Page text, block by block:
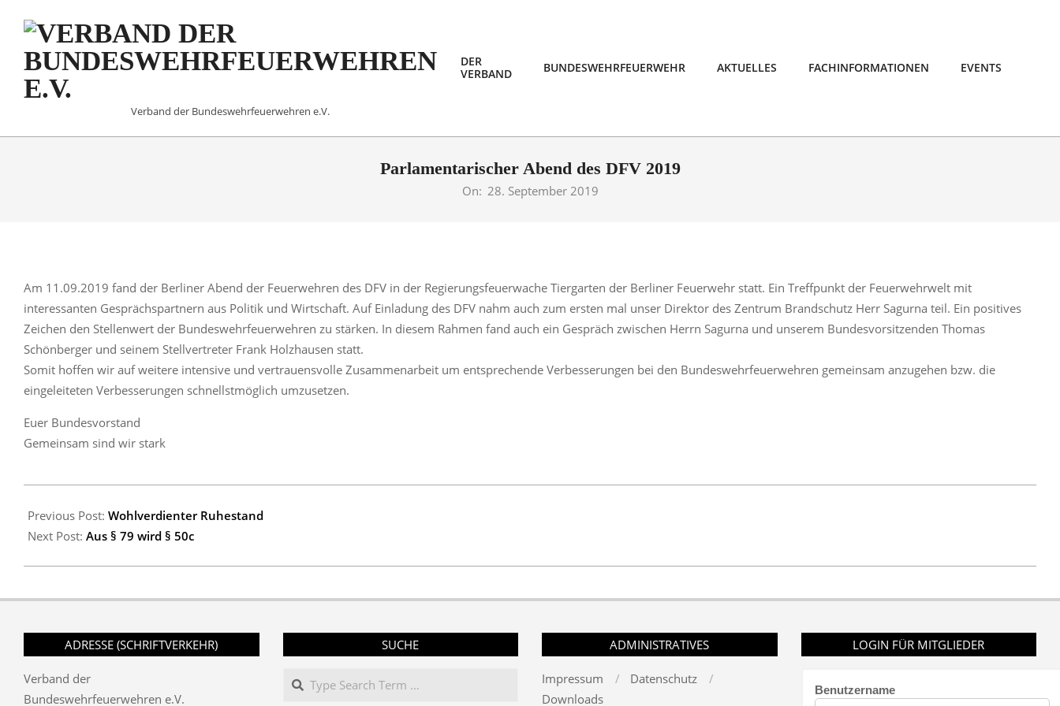
content
VERBAND
DER
BUNDESWEHRFEUERWEHREN
Verband der Bundeswehrfeuerwehren e.V.
DER
VERBAND
BUNDESWEHRFEUERWEHR AKTUELLES FACHINFORMATIONEN EVENTS
Parlamentarischer Abend des DFV 2019
On: 28. September 2019
Am 11.09.2019 fand der Berliner Abend der Feuerwehren des DFV in der Regierungsfeuerwache Tiergarten der Berliner Feuerwehr statt. Ein Treffpunkt der Feuerwehrwelt mit
interessanten Gesprächspartnern aus Politik und Wirtschaft. Auf Einladung des DFV nahm auch zum ersten mal unser Direktor des Zentrum Brandschutz Herr Sagurna teil. Ein positives
Zeichen den Stellenwert der Bundeswehrfeuerwehren zu stärken. In diesem Rahmen fand auch ein Gespräch zwischen Herrn Sagurna und unserem Bundesvorsitzenden Thomas
Schönberger und seinem Stellvertreter Frank Holzhausen statt.
Somit hoffen wir auf weitere intensive und vertrauensvolle Zusammenarbeit um entsprechende Verbesserungen bei den Bundeswehrfeuerwehren gemeinsam anzugehen bzw. die
eingeleiteten Verbesserungen schnellstmöglich umzusetzen.
Euer Bundesvorstand
Gemeinsam sind wir stark
09-
28
Previous Post: Wohlverdienter Ruhestand
Next Post: Aus § 79 wird § 50c
ADRESSE (SCHRIFTVERKEHR)
Verband der
Bundeswehrfeuerwehren e.V.
SUCHE
Search
ADMINISTRATIVES
Impressum
Datenschutz
Downloads
LOGIN FÜR MITGLIEDER
Benutzername